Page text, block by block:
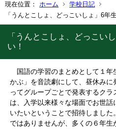
現在位置： ホーム
学校日記
「うんとこしょ、どっこいしょ」6年
「うんとこしょ、どっこい
い！
国語の学習のまとめとして１年
かぶ」を音読劇にして、昼休みに
ってグループごとで発表するク
は、入学以来様々な場面でお世
いたいということで招待しました
ではありませんが、多くの６年